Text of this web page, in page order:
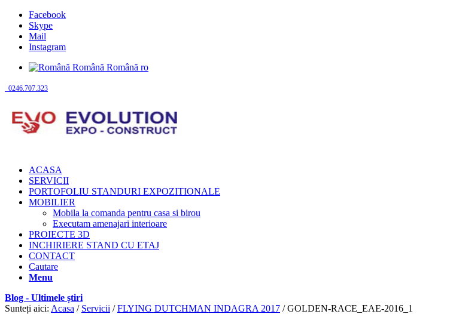
Facebook
Skype
Mail
Instagram
Română Română ro
0246.707.323
ACASA
SERVICII
PORTOFOLIU STANDURI EXPOZITIONALE
MOBILIER
Mobila la comanda pentru casa si birou
Executam amenajari interioare
PROIECTE 3D
INCHIRIERE STAND CU ETAJ
CONTACT
Cautare
Menu
Blog - Ultimele știri
Sunteți aici: Acasa / Servicii / FLYING DUTCHMAN INDAGRA 2017 / GOLDEN-RACE_EAE-2016_1